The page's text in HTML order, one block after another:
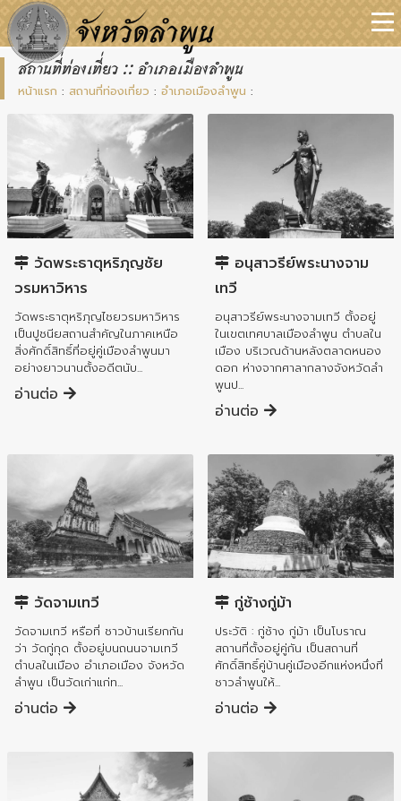
สถานที่ท่องเที่ยว :: อำเภอเมืองลำพูน
หน้าแรก : สถานที่ท่องเที่ยว : อำเภอเมืองลำพูน :
อำเภอเมืองลำพูน
วัดพระธาตุหริภุญชัย
วรมหาวิหาร
วัดพระธาตุหริภุญไชยวรมหาวิหาร
เป็นปูชนียสถานสำคัญในภาคเหนือ
สิ่งศักดิ์สิทธิ์ที่อยู่คู่เมืองลำพูนมา
อย่างยาวนานตั้งอดีตนับ...
อ่านต่อ
อำเภอเมืองลำพูน
อนุสาวรีย์พระนางจาม
เทวี
อนุสาวรีย์พระนางจามเทวี ตั้งอยู่
ในเขตเทศบาลเมืองลำพูน ตำบลใน
เมือง บริเวณด้านหลังตลาดหนอง
ดอก ห่างจากศาลากลางจังหวัดลำ
พูนป...
อ่านต่อ
อำเภอเมืองลำพูน
วัดจามเทวี
วัดจามเทวี หรือที่ ชาวบ้านเรียกกัน
ว่า วัดกู่กุด ตั้งอยู่บนถนนจามเทวี
ตำบลในเมือง อำเภอเมือง จังหวัด
ลำพูน เป็นวัดเก่าแก่ท...
อ่านต่อ
อำเภอเมืองลำพูน
กู่ช้างกู่ม้า
ประวัติ : กู่ช้าง กู่ม้า เป็นโบราณ
สถานที่ตั้งอยู่คู่กัน เป็นสถานที่
ศักดิ์สิทธิ์คู่บ้านคู่เมืองอีกแห่งหนึ่งที่
ชาวลำพูนให้...
อ่านต่อ